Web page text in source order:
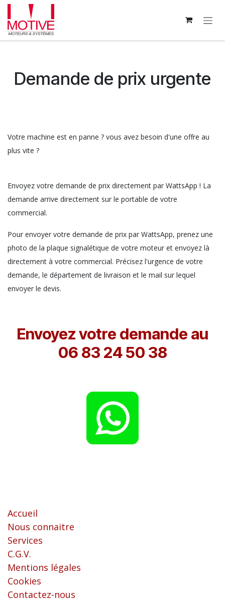
Se rendre au contenu
Demande de prix urgente
Votre machine est en panne ? vous avez besoin d'une offre au
plus vite ?
Envoyez votre demande de prix directement par WattsApp ! La
demande arrive directement sur le portable de votre
commercial.
Pour envoyer votre demande de prix par WattsApp, prenez une
photo de la plaque signalétique de votre moteur et envoyez là
directement à votre commercial. Précisez l'urgence de votre
demande, le département de livraison et le mail sur lequel
envoyer le devis.
Envoyez votre demande au
06 83 24 50 38
Accueil
Nous connaitre
Services
C.G.V.
Mentions légales
Cookies
Contactez-nous